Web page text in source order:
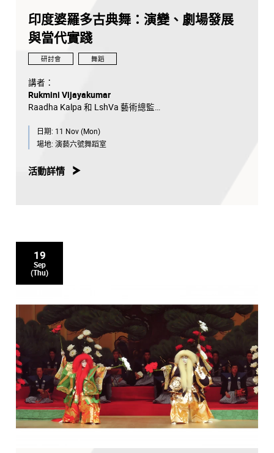
印度婆羅多古典舞：演變、劇場發展
與當代實踐
研討會 舞蹈
講者：
Rukmini Vijayakumar
Raadha Kalpa 和 LshVa 藝術總監
主持人：
香港演藝學院舞蹈學院院長
日期: 11 Nov (Mon)
場地: 演藝六號舞蹈室
活動詳情
19
Sep
(Thu)